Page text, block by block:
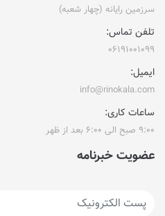
سرزمین رایانه (چهار شعبه)
تلفن تماس:
۰۶۱۹۱۰۰۱۰۹۹
ایمیل:
info@rinokala.com
ساعات کاری:
۹:۰۰ صبح الی ۶:۰۰ بعد از ظهر
عضویت خبرنامه